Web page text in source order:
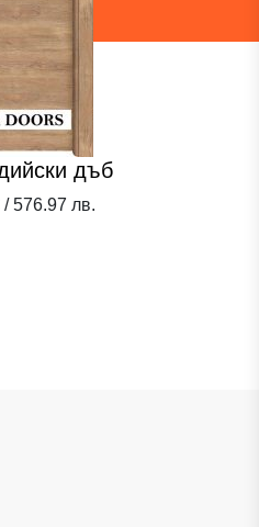
дъб
576.97 лв.